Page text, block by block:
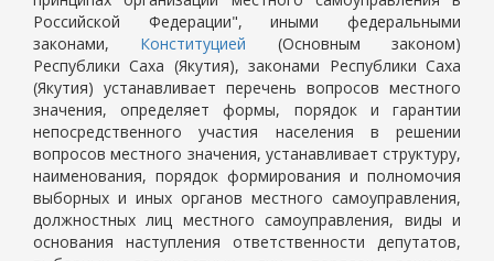
Российской Федерации", иными федеральными
законами, Конституцией (Основным законом)
Республики Саха (Якутия), законами Республики Саха
(Якутия) устанавливает перечень вопросов местного
значения, определяет формы, порядок и гарантии
непосредственного участия населения в решении
вопросов местного значения, устанавливает структуру,
наименования, порядок формирования и полномочия
выборных и иных органов местного самоуправления,
должностных лиц местного самоуправления, виды и
основания наступления ответственности депутатов,